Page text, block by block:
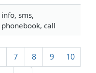
info, sms,
phonebook, call
7 8 9
10